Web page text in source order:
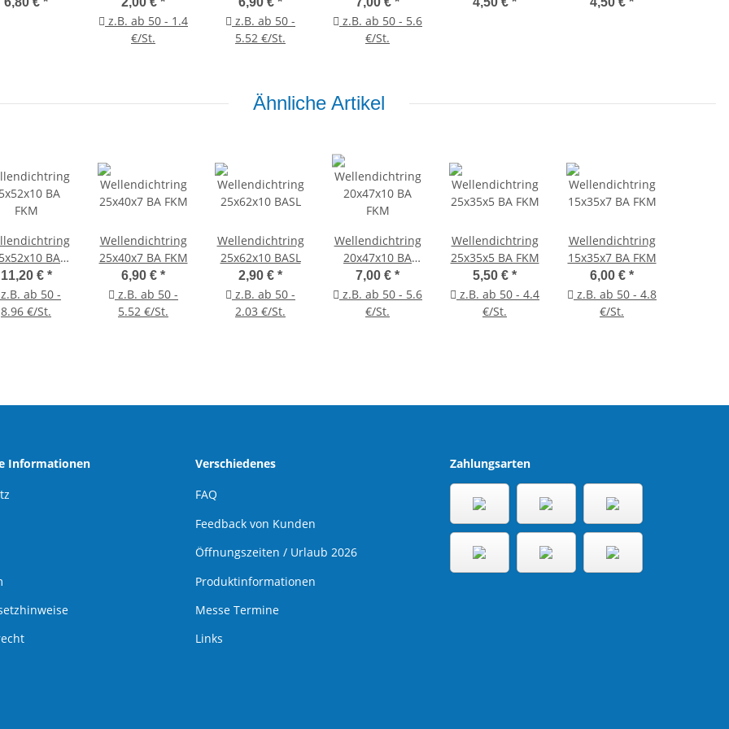
z.B. ab 50 - 1.4
€/St.
z.B. ab 50 -
5.52 €/St.
z.B. ab 50 - 5.6
€/St.
Ähnliche Artikel
BA
FKM
11,20 € *
z.B. ab 50 -
8.96 €/St.
Wellendichtring
25x40x7 BA FKM
6,90 € *
z.B. ab 50 -
5.52 €/St.
Wellendichtring
25x62x10 BASL
2,90 € *
z.B. ab 50 -
2.03 €/St.
Wellendichtring
20x47x10 BA
FKM
7,00 € *
z.B. ab 50 - 5.6
€/St.
Wellendichtring
25x35x5 BA FKM
5,50 € *
z.B. ab 50 - 4.4
€/St.
Wellendichtring
15x35x7 BA FKM
6,00 € *
z.B. ab 50 - 4.8
€/St.
Informationen Verschiedenes
FAQ
Feedback von Kunden
Öffnungszeiten / Urlaub 2026
Produktinformationen
Messe Termine
Links
Zahlungsarten